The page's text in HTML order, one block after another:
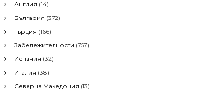
a
t
i
o
Англия (14)
България (372)
Гърция (166)
Забележителности (757)
Испания (32)
Италия (38)
Северна Македония (13)